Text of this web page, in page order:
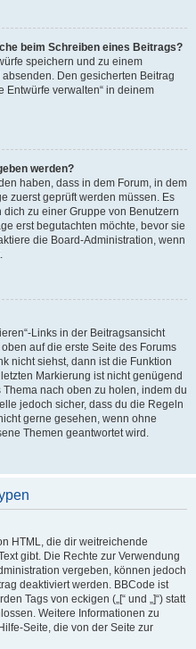
beim Schreiben eines Beitrags?
speichern und zu einem
Den gesicherten Beitrag
Entwürfe verwalten“ in deinem
werden?
haben, dass in dem Forum, in dem
zuerst geprüft werden müssen. Es
zu einer Gruppe von Benutzern
erst begutachten möchte, bevor sie
die Board-Administration, wenn
Links in der Beitragsansicht
auf die erste Seite des Forums
nicht siehst, dann ist die Funktion
Markierung ist nicht genügend
nach oben zu holen, indem du
jedoch sicher, dass du die Regeln
gerne gesehen, wenn ohne
Themen geantwortet wird.
HTML, die dir weitreichende
gibt. Die Rechte zur Verwendung
vergeben, können jedoch
deaktiviert werden. BBCode ist
Tags von eckigen („[“ und „]“) statt
Weitere Informationen zu
Seite, die von der Seite zur